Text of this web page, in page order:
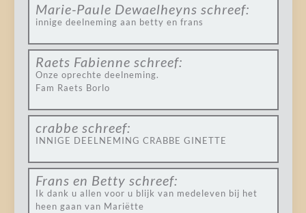
Marie-Paule Dewaelheyns schreef:
innige deelneming aan betty en frans
Raets Fabienne schreef:
Onze oprechte deelneming.
Fam Raets Borlo
crabbe schreef:
INNIGE DEELNEMING CRABBE GINETTE
Frans en Betty schreef:
Ik dank u allen voor u blijk van medeleven bij het
heen gaan van Mariëtte